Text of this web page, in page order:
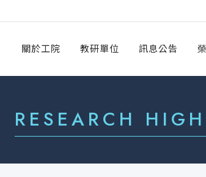
關於工院 教研單位 訊息公告
RESEARCH